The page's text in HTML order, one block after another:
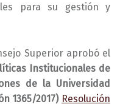
para su gestión y
Superior aprobó el
Institucionales de
de la Universidad
1365/2017) Resolución